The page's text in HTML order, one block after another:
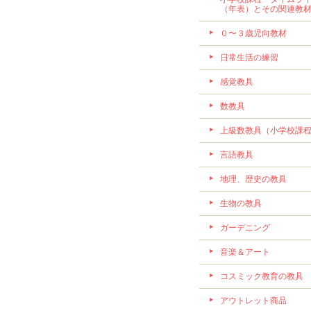
（年表）とその関連教材
０〜３歳児向教材
日常生活の練習
感覚教具
数教具
上級数教具（小学校課
言語教具
地理、歴史の教具
生物の教具
ガーデニング
音楽＆アート
コスミック教育の教具
アウトレット商品